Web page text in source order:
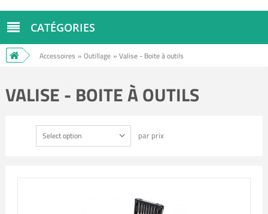
CATÉGORIES
Accessoires » Outillage » Valise - Boite à outils
VALISE - BOITE À OUTILS
Select option par prix